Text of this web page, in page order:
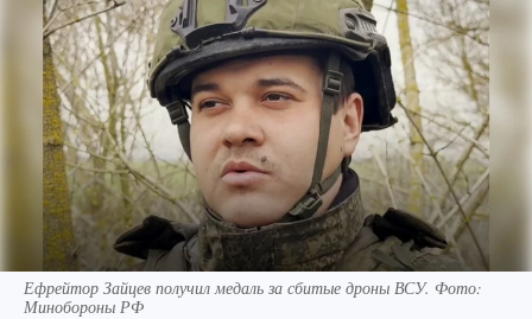
Ефрейтор Зайцев получил медаль за сбитые дроны ВСУ. Фото:
Минобороны РФ